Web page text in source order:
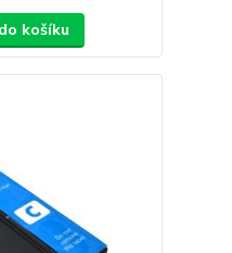
košíku